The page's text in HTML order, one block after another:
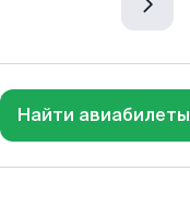
Найти авиабилеты